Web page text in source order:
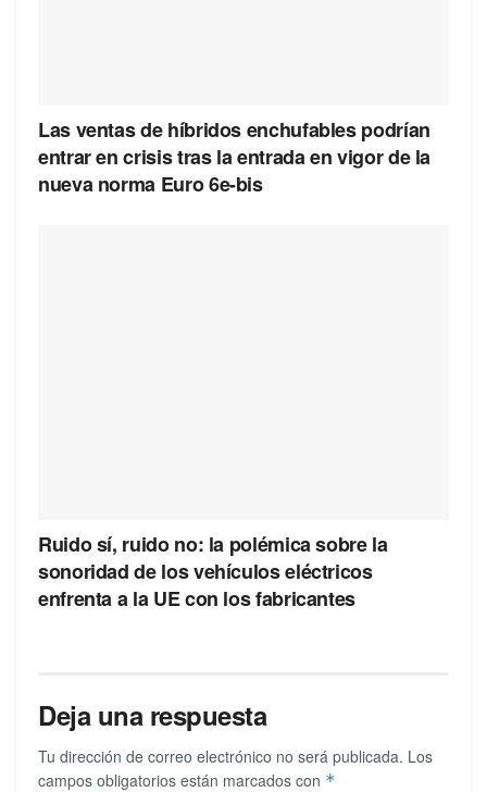
Las ventas de híbridos enchufables podrían
entrar en crisis tras la entrada en vigor de la
nueva norma Euro 6e-bis
Ruido sí, ruido no: la polémica sobre la
sonoridad de los vehículos eléctricos
enfrenta a la UE con los fabricantes
Deja una respuesta
Tu dirección de correo electrónico no será publicada. Los
campos obligatorios están marcados con *